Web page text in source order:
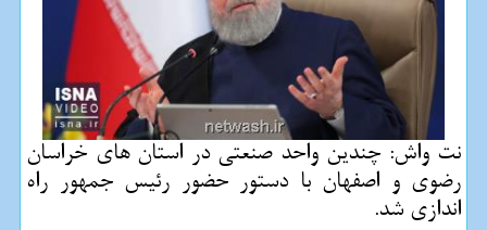
نت واش: چندین واحد صنعتی در استان های خراسان
رضوی و اصفهان با دستور حضور رئیس جمهور راه
اندازی شد.